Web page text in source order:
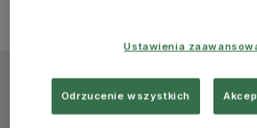
Ustawienia
Odrzucenie wszystkich